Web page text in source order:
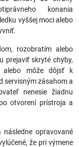
konania
vyššej moci alebo
rozobratím alebo
prejaviť skryté chyby,
alebo môže dôjsť k
servisným zásahom a
nenesie žiadnu
otvorení prístroja a
opravované
že pri výmene